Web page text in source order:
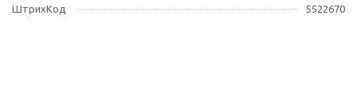
ШтрихКод
5522670